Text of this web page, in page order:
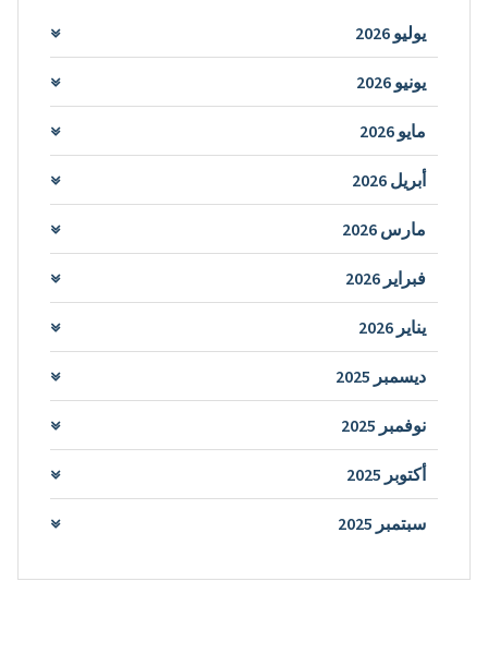
يوليو 2026
يونيو 2026
مايو 2026
أبريل 2026
مارس 2026
فبراير 2026
يناير 2026
ديسمبر 2025
نوفمبر 2025
أكتوبر 2025
سبتمبر 2025